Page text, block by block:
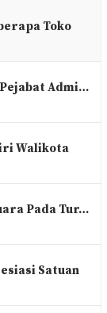
Toko
Admi…
Walikota
Pada Tur…
Satuan